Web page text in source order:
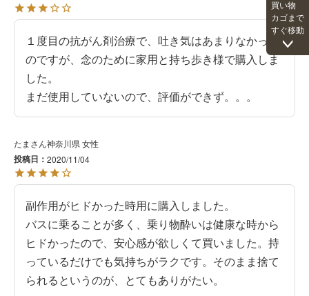
１度目の抗がん剤治療で、吐き気はあまりなかった
のですが、念のために家用と持ち歩き様で購入しま
した。
まだ使用していないので、評価ができず。。。
たま 神奈川県 女性
投稿日 2020/11/04
副作用がヒドかった時用に購入しました。
バスに乗ることが多く、乗り物酔いは健康な時から
ヒドかったので、安心感が欲しくて買いました。持
っているだけでも気持ちがラクです。そのまま捨て
られるというのが、とてもありがたい。
買い物
カゴまで
すぐ移動